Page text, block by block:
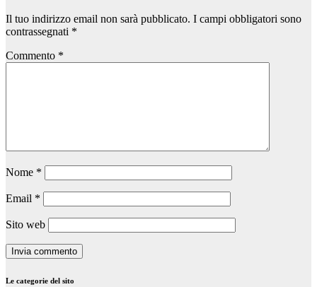
Il tuo indirizzo email non sarà pubblicato. I campi obbligatori sono
contrassegnati *
Commento *
Nome *
Email *
Sito web
Le categorie del sito